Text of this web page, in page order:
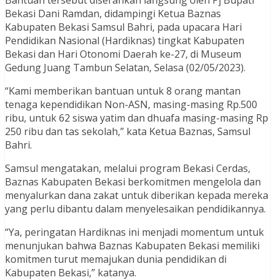
Bekasi Dani Ramdan, didampingi Ketua Baznas
Kabupaten Bekasi Samsul Bahri, pada upacara Hari
Pendidikan Nasional (Hardiknas) tingkat Kabupaten
Bekasi dan Hari Otonomi Daerah ke-27, di Museum
Gedung Juang Tambun Selatan, Selasa (02/05/2023).
“Kami memberikan bantuan untuk 8 orang mantan
tenaga kependidikan Non-ASN, masing-masing Rp.500
ribu, untuk 62 siswa yatim dan dhuafa masing-masing Rp
250 ribu dan tas sekolah,” kata Ketua Baznas, Samsul
Bahri.
Samsul mengatakan, melalui program Bekasi Cerdas,
Baznas Kabupaten Bekasi berkomitmen mengelola dan
menyalurkan dana zakat untuk diberikan kepada mereka
yang perlu dibantu dalam menyelesaikan pendidikannya.
“Ya, peringatan Hardiknas ini menjadi momentum untuk
menunjukan bahwa Baznas Kabupaten Bekasi memiliki
komitmen turut memajukan dunia pendidikan di
Kabupaten Bekasi,” katanya.